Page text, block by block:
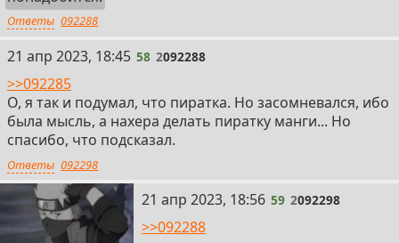
Ответы 092288
58
21 апр 2023, 18:45 58 2092288
>>092285
О, я так и подумал, что пиратка. Но засомневался, ибо
была мысль, а нахера делать пиратку манги... Но
спасибо, что подсказал.
Ответы 092298
59
21 апр 2023, 18:56 59 2092298
>>092288